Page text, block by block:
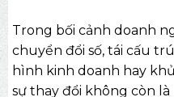
Trong bối cảnh doanh
chuyển đổi số, tái cấu
hình kinh doanh hay
sự thay đổi không còn